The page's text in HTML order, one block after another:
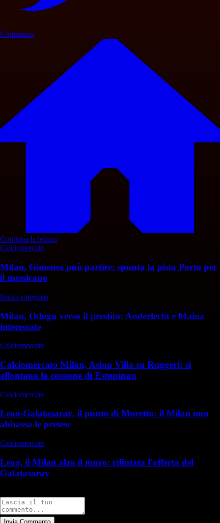
Commenta
Continua la lettura
Calciomercato
Milan, Gimenez può partire: spunta la pista Porto per
il messicano
Senza categoria
Milan, Odogu verso il prestito: Anderlecht e Mainz
interessate
Calciomercato
Calciomercato Milan, Aston Villa su Ruggeri: si
allontana la cessione di Estupinan
Calciomercato
Leao-Galatasaray, il punto di Moretto: il Milan non
abbassa le pretese
Calciomercato
Leao, il Milan alza il muro: rifiutata l'offerta del
Galatasaray